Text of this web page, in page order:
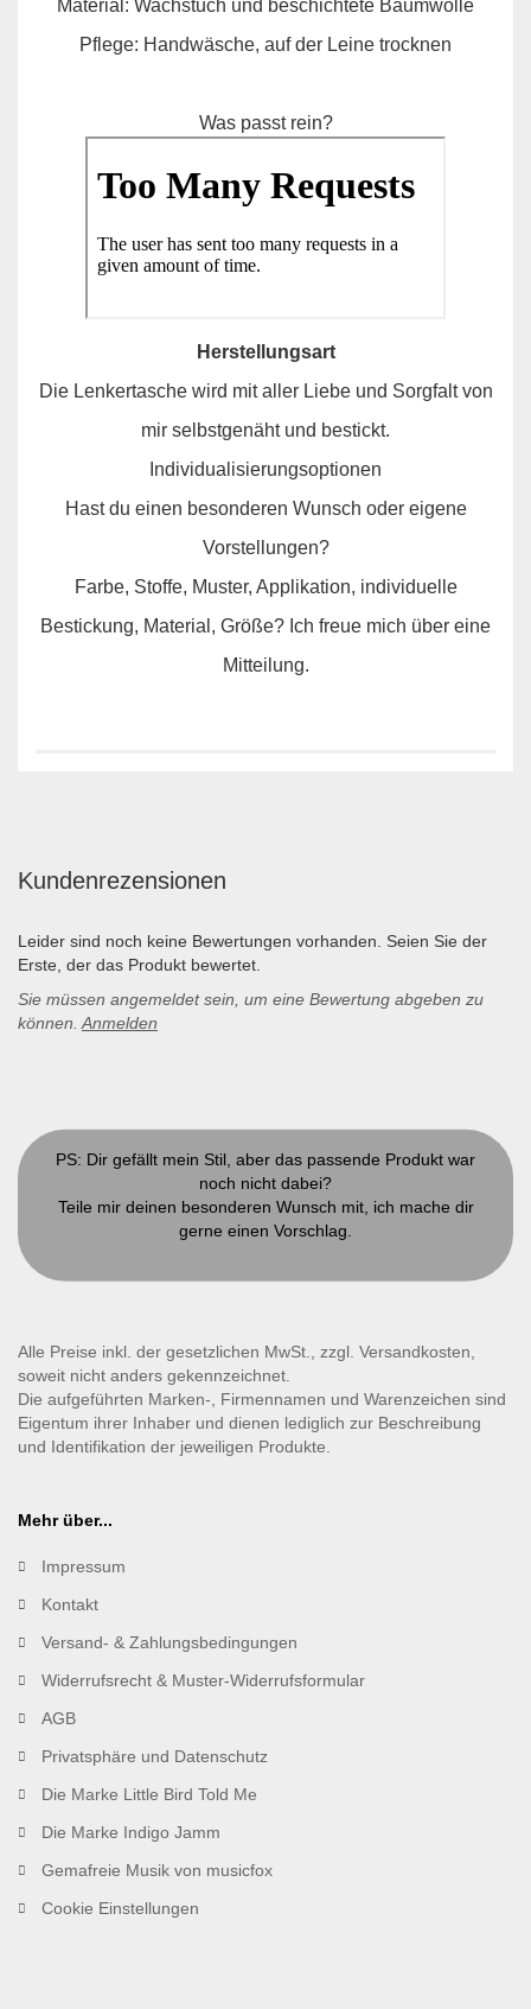
Material: Wachstuch und beschichtete Baumwolle
Pflege: Handwäsche, auf der Leine trocknen
Was passt rein?
Herstellungsart
Die Lenkertasche wird mit aller Liebe und Sorgfalt von
mir selbstgenäht und bestickt.
Individualisierungsoptionen
Hast du einen besonderen Wunsch oder eigene
Vorstellungen?
Farbe, Stoffe, Muster, Applikation, individuelle
Bestickung, Material, Größe? Ich freue mich über eine
Mitteilung.
Kundenrezensionen
Leider sind noch keine Bewertungen vorhanden. Seien Sie der
Erste, der das Produkt bewertet.
Sie müssen angemeldet sein, um eine Bewertung abgeben zu
können. Anmelden
PS: Dir gefällt mein Stil, aber das passende Produkt war
noch nicht dabei?
Teile mir deinen besonderen Wunsch mit, ich mache dir
gerne einen Vorschlag.
Alle Preise inkl. der gesetzlichen MwSt., zzgl. Versandkosten,
soweit nicht anders gekennzeichnet.
Die aufgeführten Marken-, Firmennamen und Warenzeichen sind
Eigentum ihrer Inhaber und dienen lediglich zur Beschreibung
und Identifikation der jeweiligen Produkte.
Mehr über...
Impressum
Kontakt
Versand- & Zahlungsbedingungen
Widerrufsrecht & Muster-Widerrufsformular
AGB
Privatsphäre und Datenschutz
Die Marke Little Bird Told Me
Die Marke Indigo Jamm
Gemafreie Musik von musicfox
Cookie Einstellungen